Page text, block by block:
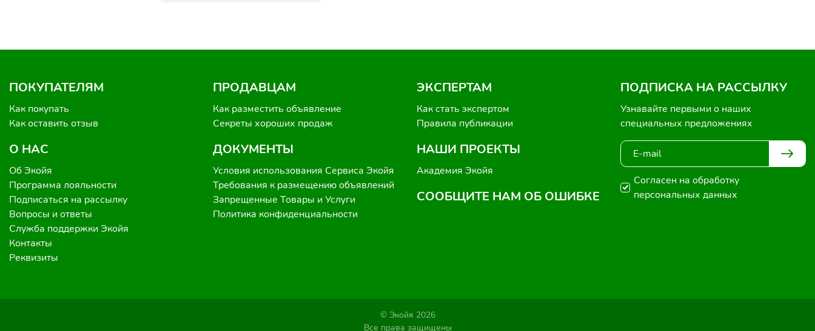
ПОКУПАТЕЛЯМ
Как покупать
Как оставить отзыв
О НАС
Об Экойя
Программа лояльности
Подписаться на рассылку
Вопросы и ответы
Служба поддержки Экойя
Контакты
Реквизиты
ПРОДАВЦАМ
Как разместить объявление
Секреты хороших продаж
ДОКУМЕНТЫ
Условия использования Сервиса Экойя
Требования к размещению объявлений
Запрещенные Товары и Услуги
Политика конфиденциальности
ЭКСПЕРТАМ
Как стать экспертом
Правила публикации
НАШИ ПРОЕКТЫ
Академия Экойя
СООБЩИТЕ НАМ ОБ ОШИБКЕ
ПОДПИСКА НА РАССЫЛКУ
Узнавайте первыми о наших
специальных предложениях
Согласен на обработку
персональных данных
© Экойя 2026
Все права защищены